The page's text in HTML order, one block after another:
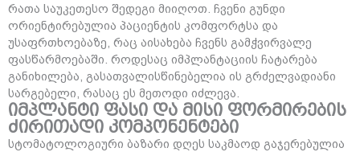
რათა საუკეთესო შედეგი მიიღოთ. ჩვენი გუნდი
ორიენტირებულია პაციენტის კომფორტსა და
უსაფრთხოებაზე, რაც აისახება ჩვენს გამჭვირვალე
ფასწარმოებაში. როდესაც იმპლანტაციის ჩატარება
განიხილება, გასათვალისწინებელია ის გრძელვადიანი
სარგებელი, რასაც ეს მეთოდი იძლევა.
იმპლანტი ფასი და მისი ფორმირების
ძირითადი კომპონენტები
სტომატოლოგიური ბაზარი დღეს საკმაოდ გაჯერებულია